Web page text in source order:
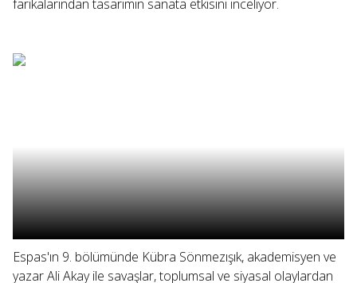
farikalarından tasarımın sanata etkisini inceliyor.
Espas'ın 9. bölümünde Kübra Sönmezışık, akademisyen ve
yazar Ali Akay ile savaşlar, toplumsal ve siyasal olaylardan